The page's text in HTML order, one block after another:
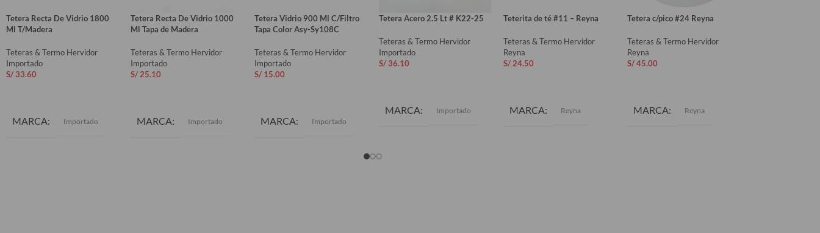
Tetera Recta De Vidrio 1800
Ml T/Madera
Teteras & Termo Hervidor
Importado
S/ 33.60
MARCA Importado
Tetera Recta De Vidrio 1000
Ml Tapa de Madera
Teteras & Termo Hervidor
Importado
S/25.10
MARCA Importado
Tetera Vidrio 900 Ml C/Filtro
Tapa Color Asy-Sy108C
Teteras & Termo Hervidor
Importado
S/ 15.00
MARCA Importado
Tetera Acero 2.5 Lt # K22-25
Teteras & Termo Hervidor
Importado
S/36.10
MARCA Importado
Teterita de té #11 – Reyna
Teteras & Termo Hervidor
Reyna
S/24.50
MARCA Reyna
Tetera c/pico #24 Reyna
Teteras & Termo Hervidor
Reyna
S/45.00
MARCA Reyna